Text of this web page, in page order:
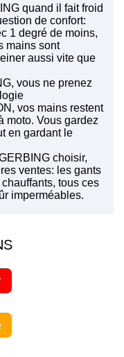
quand il fait froid
de confort:
1 degré de moins,
mains sont
aussi vite que
vous ne prenez
vos mains restent
moto. Vous gardez
en gardant le
choisir,
ventes: les gants
tous ces
imperméables.